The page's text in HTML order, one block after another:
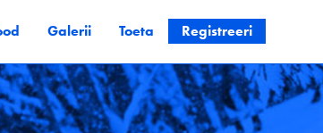
Galerii Toeta Registreeri